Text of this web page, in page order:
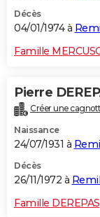
Décès
04/01/1974 à
Famille
Pierre
Créer une
Naissance
24/07/1931 à
Décès
26/11/1972 à
Famille DEREPAS